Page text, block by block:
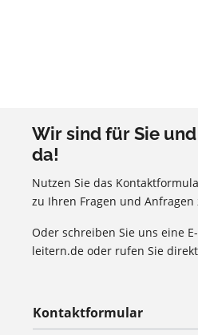
Wir sind für Sie
da!
Nutzen Sie das
zu Ihren Fragen und Anfragen
Oder schreiben Sie uns eine
leitern.de oder rufen Sie
Kontaktformular